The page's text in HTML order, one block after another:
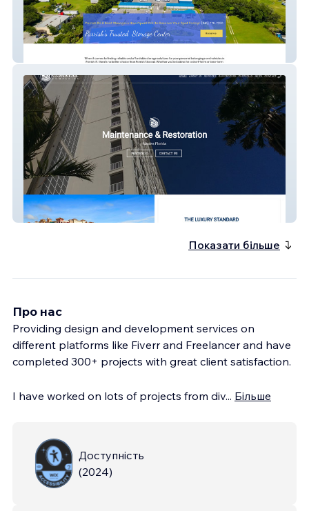
Built By Coastal
Показати більше
Про нас
Providing design and development services on
different platforms like Fiverr and Freelancer and have
completed 300+ projects with great client satisfaction.
I have worked on lots of projects from div... Більше
Доступність
(2024)